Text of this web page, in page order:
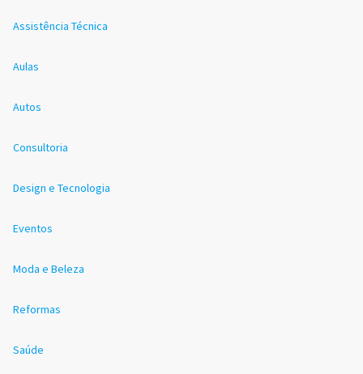
Assistência Técnica
Aulas
Autos
Consultoria
Design e Tecnologia
Eventos
Moda e Beleza
Reformas
Saúde